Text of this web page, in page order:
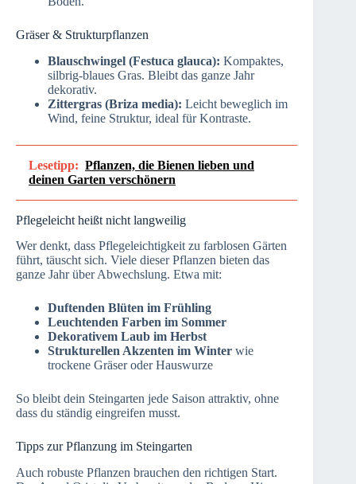
Gräser & Strukturpflanzen
Blauschwingel (Festuca glauca): Kompaktes,
silbrig-blaues Gras. Bleibt das ganze Jahr
dekorativ.
Zittergras (Briza media): Leicht beweglich im
Wind, feine Struktur, ideal für Kontraste.
Lesetipp: Pflanzen, die Bienen lieben und
deinen Garten verschönern
Pflegeleicht heißt nicht langweilig
Wer denkt, dass Pflegeleichtigkeit zu farblosen Gärten
führt, täuscht sich. Viele dieser Pflanzen bieten das
ganze Jahr über Abwechslung. Etwa mit:
Duftenden Blüten im Frühling
Leuchtenden Farben im Sommer
Dekorativem Laub im Herbst
Strukturellen Akzenten im Winter wie
trockene Gräser oder Hauswurze
So bleibt dein Steingarten jede Saison attraktiv, ohne
dass du ständig eingreifen musst.
Tipps zur Pflanzung im Steingarten
Auch robuste Pflanzen brauchen den richtigen Start.